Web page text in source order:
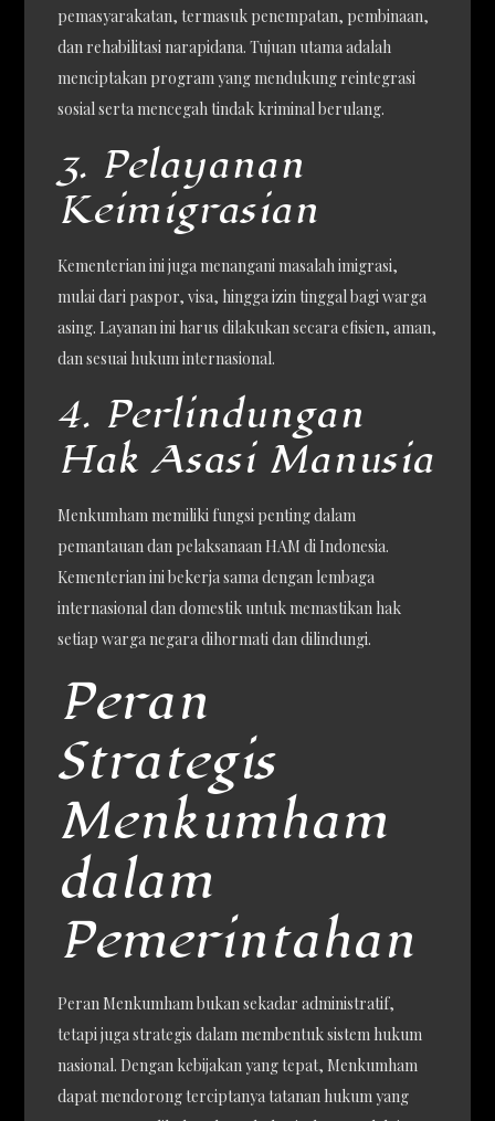
pemasyarakatan, termasuk penempatan, pembinaan,
dan rehabilitasi narapidana. Tujuan utama adalah
menciptakan program yang mendukung reintegrasi
sosial serta mencegah tindak kriminal berulang.
3. Pelayanan
Keimigrasian
Kementerian ini juga menangani masalah imigrasi,
mulai dari paspor, visa, hingga izin tinggal bagi warga
asing. Layanan ini harus dilakukan secara efisien, aman,
dan sesuai hukum internasional.
4. Perlindungan
Hak Asasi Manusia
Menkumham memiliki fungsi penting dalam
pemantauan dan pelaksanaan HAM di Indonesia.
Kementerian ini bekerja sama dengan lembaga
internasional dan domestik untuk memastikan hak
setiap warga negara dihormati dan dilindungi.
Peran
Strategis
Menkumham
dalam
Pemerintahan
Peran Menkumham bukan sekadar administratif,
tetapi juga strategis dalam membentuk sistem hukum
nasional. Dengan kebijakan yang tepat, Menkumham
dapat mendorong terciptanya tatanan hukum yang